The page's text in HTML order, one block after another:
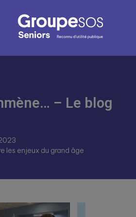
– Le blog
les enjeux du grand âge